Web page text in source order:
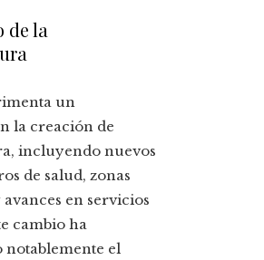
de la
un
la creación de
incluyendo nuevos
de salud, zonas
en servicios
cambio ha
el